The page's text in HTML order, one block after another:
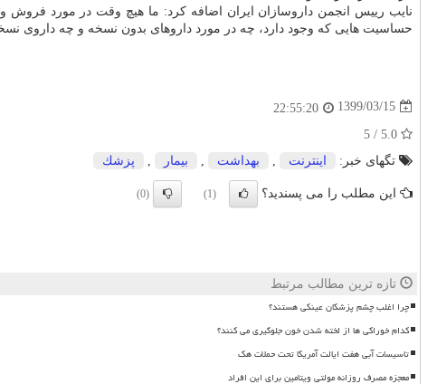
نایب رییس انجمن داروسازان ایران اضافه کرد: ما هیچ وقت در مورد فروش و
حساسیت هایی که وجود دارد، چه در مورد داروهای بدون نسخه و چه داروی
1399/03/15
22:55:20
تگهای خبر:
اینترنت بهداشت بیمار پزشك
این مطلب را می پسندید؟ (1)
(0)
تازه ترین مطالب مرتبط
چرا اغلب چشم پزشکان عینکی هستند؟
کدام خوراکی ها از لخته شدن خون جلوگیری می کنند؟
تاسیسات آبی هفت ایالت آمریکا تحت حملات هک
معجزه مصرف روزانه مولتی ویتامین برای این افراد